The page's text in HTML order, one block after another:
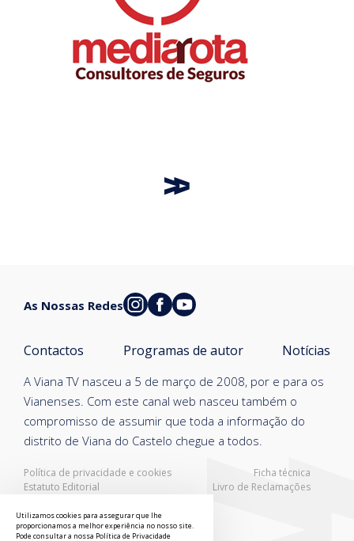
Política de privacidade e cookies
Ficha técnica
Estatuto Editorial
Livro de Reclamações
A Viana TV nasceu a 5 de março de 2008, por e para os
Vianenses. Com este canal web nasceu também o
compromisso de assumir que toda a informação do
distrito de Viana do Castelo chegue a todos.
Contactos Programas de autor Notícias
As Nossas Redes
Utilizamos cookies para assegurar que lhe
proporcionamos a melhor experiência no nosso site.
Pode consultar a nossa Política de Privacidade